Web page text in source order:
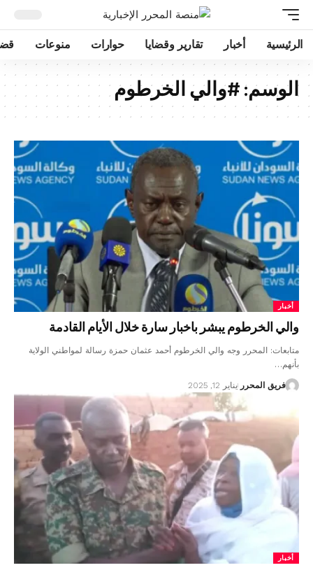
الرئيسية أخبار تقارير وقضايا حوارات منوعات
الوسم: #والي الخرطوم
أخبار
والي الخرطوم يبشر باخبار سارة خلال الأيام القادمة
متابعات: المحرر وجه والي الخرطوم أحمد عثمان حمزة رسالة لمواطني الولاية
بأنهم…
فريق المحرر يناير 12, 2025
أخبار